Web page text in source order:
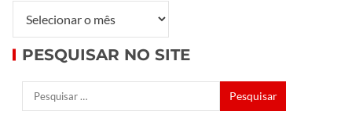
PESQUISAR NO SITE